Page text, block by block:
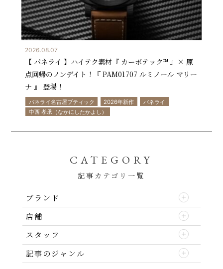
2026.08.07
【 パネライ 】ハイテク素材『 カーボテック™ 』× 原
点回帰のノンデイト！『 PAM01707 ルミノール マリー
ナ 』 登場！
パネライ名古屋ブティック 2026年新作
パネライ
中西 孝承（なかにしたかよし）
CATEGORY
記事カテゴリ一覧
ブランド
店舗
スタッフ
記事のジャンル